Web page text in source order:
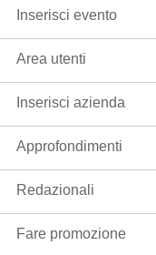
Inserisci evento
Area utenti
Inserisci azienda
Approfondimenti
Redazionali
Fare promozione